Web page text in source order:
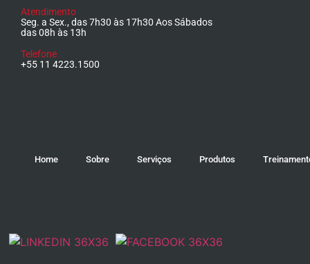
Atendimento
Seg. a Sex., das 7h30 às 17h30 Aos Sábados
das 08h às 13h
Telefone
+55 11 4223.1500
Home Sobre Serviços Produtos